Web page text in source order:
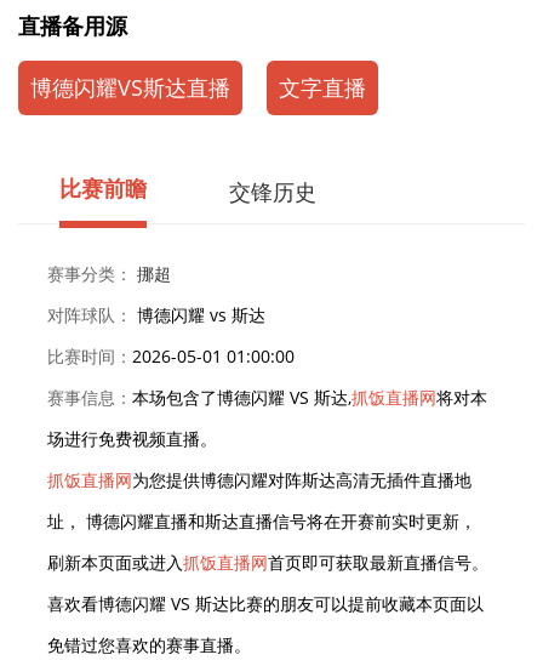
直播备用源
博德闪耀VS斯达直播 文字直播
比赛前瞻 交锋历史
赛事分类： 挪超
对阵球队： 博德闪耀 vs 斯达
比赛时间： 2026-05-01 01:00:00
赛事信息： 本场包含了博德闪耀 VS 斯达,抓饭直播网将对本
场进行免费视频直播。
抓饭直播网为您提供博德闪耀对阵斯达高清无插件直播地
址， 博德闪耀直播和斯达直播信号将在开赛前实时更新，
刷新本页面或进入抓饭直播网首页即可获取最新直播信号。
喜欢看博德闪耀 VS 斯达比赛的朋友可以提前收藏本页面以
免错过您喜欢的赛事直播。